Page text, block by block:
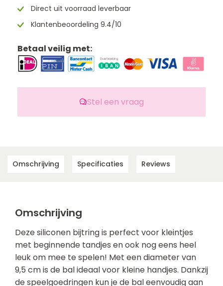
Direct uit voorraad leverbaar
Klantenbeoordeling 9.4/10
Betaal veilig met:
Stel een vraag
Omschrijving Specificaties Reviews
Omschrijving
Deze siliconen bijtring is perfect voor kleintjes
met beginnende tandjes en ook nog eens heel
leuk om mee te spelen! Met een diameter van
9,5 cm is de bal ideaal voor kleine handjes. Dankzij
de speelgoedringen kun je de bal eenvoudig aan